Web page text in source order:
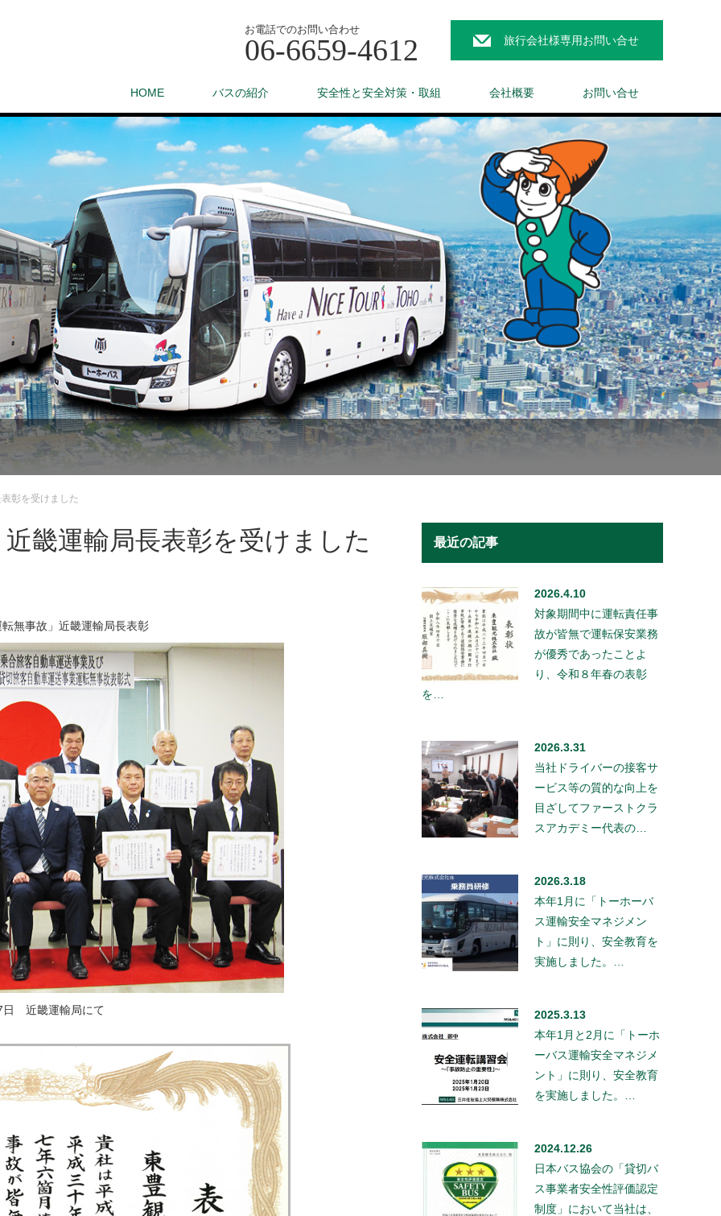
お電話でのお問い合わせ
06-6659-4612 旅行会社様専用お問い合せ
HOME バスの紹介 安全性と安全対策・取組 会社概要 お問い合せ
彰を受けました
畿運輸局長表彰を受けました
無事故」近畿運輸局長表彰
日 近畿運輸局にて
最近の記事
2026.4.10
対象期間中に運転責任事
故が皆無で運転保安業務
が優秀であったことよ
り、令和８年春の表彰
を…
2026.3.31
当社ドライバーの接客サ
ービス等の質的な向上を
目ざしてファーストクラ
スアカデミー代表の…
2026.3.18
本年1月に「トーホーバ
ス運輸安全マネジメン
ト」に則り、安全教育を
実施しました。…
2025.3.13
本年1月と2月に「トーホ
ーバス運輸安全マネジメ
ント」に則り、安全教育
を実施しました。…
2024.12.26
日本バス協会の「貸切バ
ス事業者安全性評価認定
制度」において当社は、